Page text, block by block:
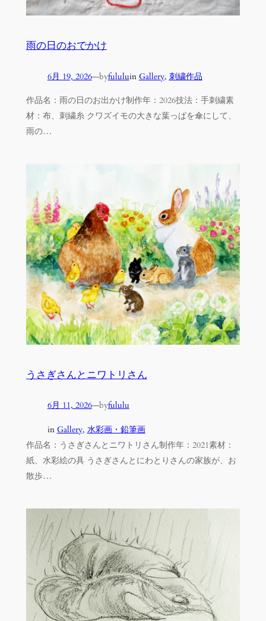
雨の日のおでかけ
6月 19, 2026—byfululuin Gallery, 刺繍作品
作品名：雨の日のお出かけ制作年：2026技法：手刺繍素
材：布、刺繍糸 クワズイモの大きな葉っぱを傘にして、
雨の…
うさぎさんとニワトリさん
6月 11, 2026—byfululu
in Gallery, 水彩画・鉛筆画
作品名：うさぎさんとニワトリさん制作年：2021素材：
紙、水彩絵の具 うさぎさんとにわとりさんの家族が、お
散歩…